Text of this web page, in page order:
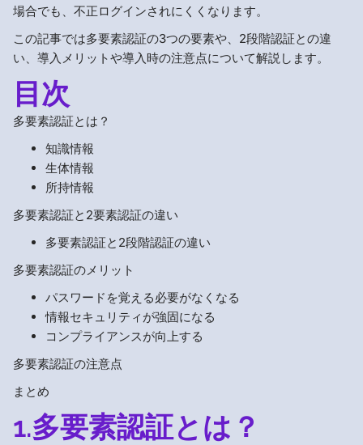
場合でも、不正ログインされにくくなります。
この記事では多要素認証の3つの要素や、2段階認証との違
い、導入メリットや導入時の注意点について解説します。
目次
多要素認証とは？
知識情報
生体情報
所持情報
多要素認証と2要素認証の違い
多要素認証と2段階認証の違い
多要素認証のメリット
パスワードを覚える必要がなくなる
情報セキュリティが強固になる
コンプライアンスが向上する
多要素認証の注意点
まとめ
1.多要素認証とは？